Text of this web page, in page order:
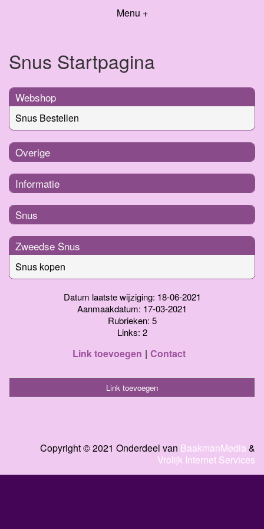
Menu +
Snus Startpagina
Webshop
Snus Bestellen
Overige
Informatie
Snus
Zweedse Snus
Snus kopen
Datum laatste wijziging: 18-06-2021
Aanmaakdatum: 17-03-2021
Rubrieken: 5
Links: 2
Link toevoegen Contact
Link toevoegen
Copyright © 2021 Onderdeel van BaakmanMedia &
Vrolijk Internet Services